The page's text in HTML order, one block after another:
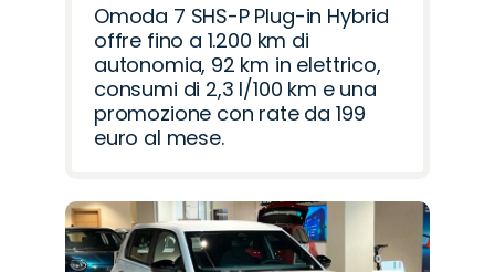
Omoda 7 SHS-P Plug-in Hybrid
offre fino a 1.200 km di
autonomia, 92 km in elettrico,
consumi di 2,3 l/100 km e una
promozione con rate da 199
euro al mese.